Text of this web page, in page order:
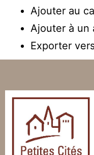
Ajouter au
Ajouter à un
Exporter